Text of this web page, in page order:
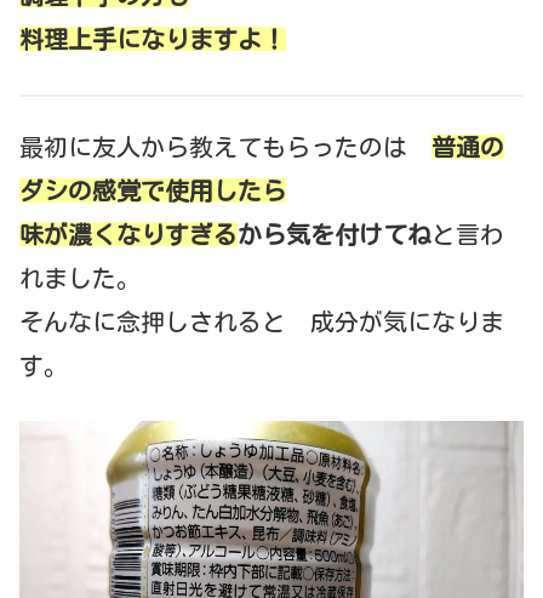
料理上手になりますよ！
最初に友人から教えてもらったのは 普通の
ダシの感覚で使用したら
味が濃くなりすぎるから気を付けてね と言わ
れました。
そんなに念押しされると 成分が気になりま
す。